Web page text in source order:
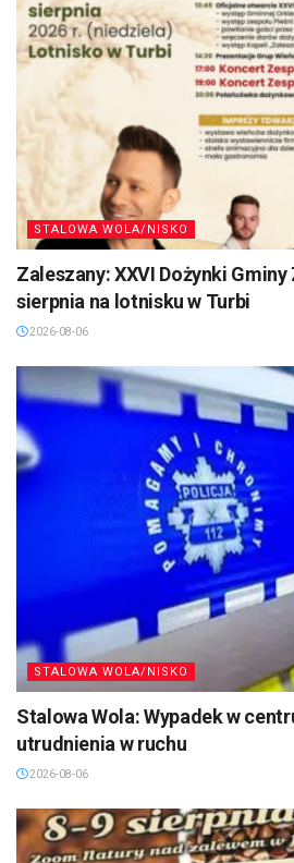
STALOWA WOLA/NISKO
Zaleszany: XXVI Dożynki
sierpnia na lotnisku w Turbi
2026-08-06
STALOWA WOLA/NISKO
Stalowa Wola: Wypadek w
utrudnienia w ruchu
2026-08-06